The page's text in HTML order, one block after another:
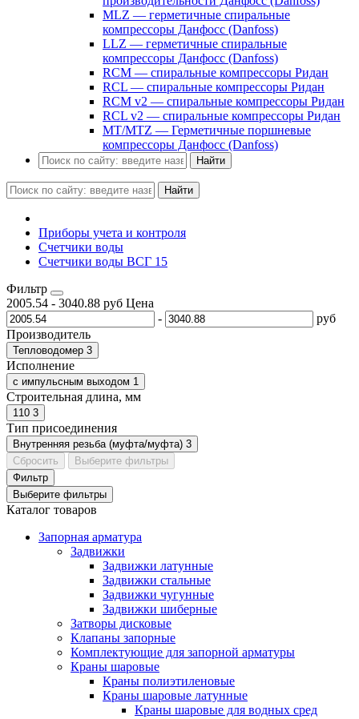
MLZ — герметичные спиральные
компрессоры Данфосс (Danfoss)
LLZ — герметичные спиральные
компрессоры Данфосс (Danfoss)
RCM — спиральные компрессоры Ридан
RCL — спиральные компрессоры Ридан
RCM v2 — спиральные компрессоры Ридан
RCL v2 — спиральные компрессоры Ридан
MT/MTZ — Герметичные поршневые
компрессоры Данфосс (Danfoss)
Найти
Найти
Приборы учета и контроля
Счетчики воды
Счетчики воды ВСГ 15
Фильтр
2005.54 - 3040.88 руб Цена
-
руб
Производитель
Тепловодомер 3
Исполнение
с импульсным выходом 1
Строительная длина, мм
110 3
Тип присоединения
Внутренняя резьба (муфта/муфта) 3
Сбросить
Выберите фильтры
Фильтр
Выберите фильтры
Каталог товаров
Запорная арматура
Задвижки
Задвижки латунные
Задвижки стальные
Задвижки чугунные
Задвижки шиберные
Затворы дисковые
Клапаны запорные
Комплектующие для запорной арматуры
Краны шаровые
Краны полиэтиленовые
Краны шаровые латунные
Краны шаровые для водных сред